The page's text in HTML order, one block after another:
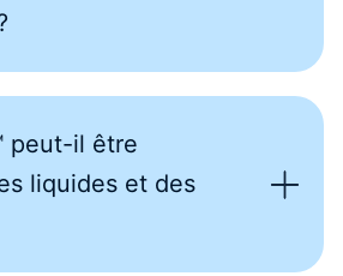
peut-il être
liquides et des